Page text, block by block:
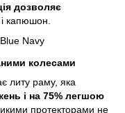
дозволяє
капюшон.
колесами
литу раму, яка
і на 75% легшою
протекторами не